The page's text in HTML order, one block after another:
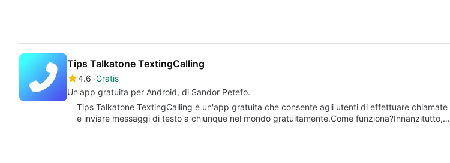
Tips Talkatone TextingCalling
4.6 Gratis
Un'app gratuita per Android, di Sandor Petefo.
Tips Talkatone TextingCalling è un'app gratuita che consente agli utenti di effettuare chiamate
e inviare messaggi di testo a chiunque nel mondo gratuitamente.Come funziona?Innanzitutto,…